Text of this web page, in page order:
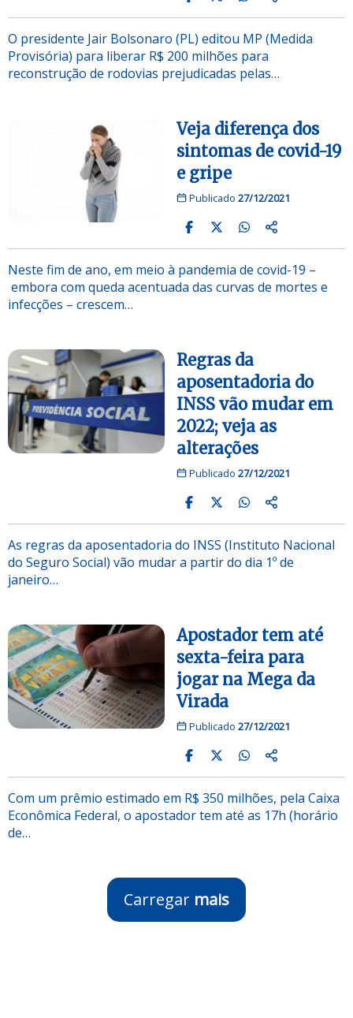
O presidente Jair Bolsonaro (PL) editou MP (Medida
Provisória) para liberar R$ 200 milhões para
reconstrução de rodovias prejudicadas pelas…
Veja diferença dos
sintomas de covid-19
e gripe
Publicado 27/12/2021
Neste fim de ano, em meio à pandemia de covid-19 –
embora com queda acentuada das curvas de mortes e
infecções – crescem…
Regras da
aposentadoria do
INSS vão mudar em
2022; veja as
alterações
Publicado 27/12/2021
As regras da aposentadoria do INSS (Instituto Nacional
do Seguro Social) vão mudar a partir do dia 1º de
janeiro…
Apostador tem até
sexta-feira para
jogar na Mega da
Virada
Publicado 27/12/2021
Com um prêmio estimado em R$ 350 milhões, pela Caixa
Econômica Federal, o apostador tem até as 17h (horário
de…
Carregar mais